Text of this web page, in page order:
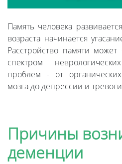
Память человека
возраста начинается
Расстройство памяти
спектром
проблем - от
мозга до депрессии и
Причины
деменции